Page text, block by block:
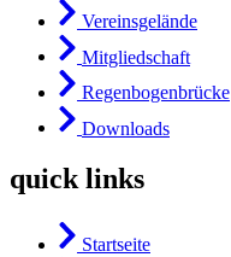
Vereinsgelände
Mitgliedschaft
Regenbogenbrücke
Downloads
quick links
Startseite